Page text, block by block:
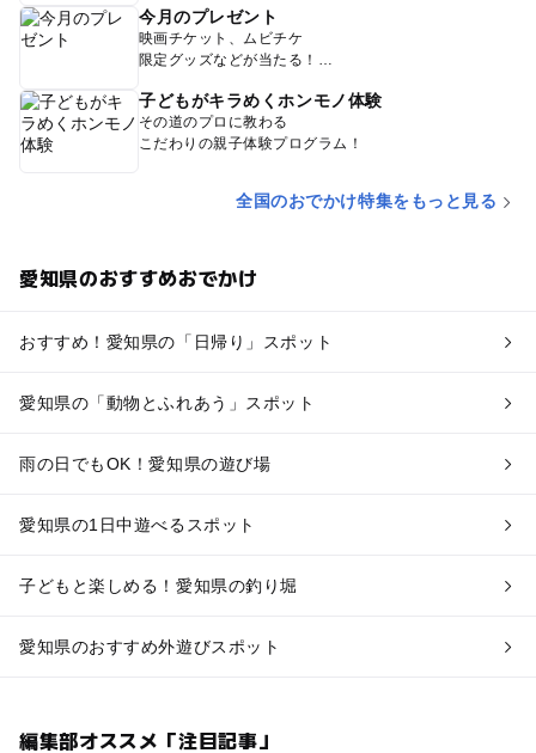
今月のプレゼント
映画チケット、ムビチケ
限定グッズなどが当たる！
子どもがキラめくホンモノ体験
その道のプロに教わる
こだわりの親子体験プログラム！
全国のおでかけ特集をもっと見る
愛知県のおすすめおでかけ
おすすめ！愛知県の「日帰り」スポット
愛知県の「動物とふれあう」スポット
雨の日でもOK！愛知県の遊び場
愛知県の1日中遊べるスポット
子どもと楽しめる！愛知県の釣り堀
愛知県のおすすめ外遊びスポット
編集部オススメ「注目記事」